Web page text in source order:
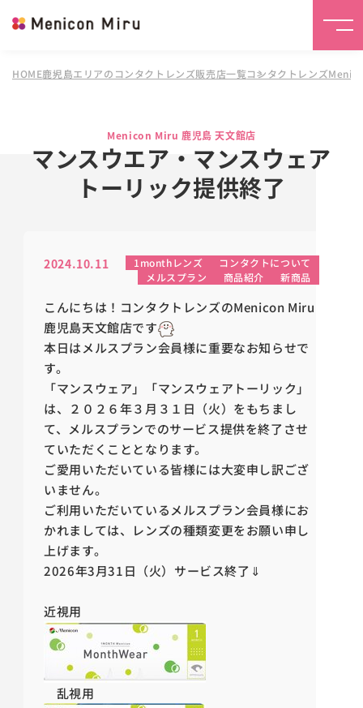
HOME鹿児島エリアのコンタクトレンズ販売店一覧コンタクトレンズ
Menicon Miru 鹿児島 天文館店
マンスウエア・マンスウェア
トーリック提供終了
2024.10.11 1monthレンズ
コンタクトについて
メルスプラン
商品紹介 新商品
こんにちは！コンタクトレンズのMenicon Miru
鹿児島天文館店です
本日はメルスプラン会員様に重要なお知らせで
す。
「マンスウェア」「マンスウェアトーリック」
は、２０２６年３月３１日（火）をもちまし
て、メルスプランでのサービス提供を終了させ
ていただくこととなります。
ご愛用いただいている皆様には大変申し訳ござ
いません。
ご利用いただいているメルスプラン会員様にお
かれましては、レンズの種類変更をお願い申し
上げます。
2026年3月31日（火）サービス終了⇓
近視用
乱視用